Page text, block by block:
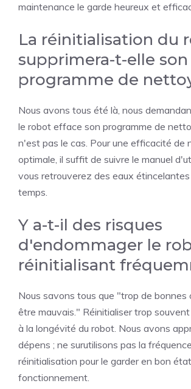
maintenance le garde heureux et
La réinitialisation du
supprimera-t-elle son
programme de
Nous avons tous été là, nous
le robot efface son programme de
n'est pas le cas. Pour une efficacité de
optimale, il suffit de suivre le manuel
vous retrouverez des eaux étincelantes
temps.
Y a-t-il des risques
d'endommager le
réinitialisant
Nous savons tous que "trop de bonnes
être mauvais." Réinitialiser trop
à la longévité du robot. Nous avons
dépens ; ne surutilisons pas la
réinitialisation pour le garder en bon
fonctionnement.